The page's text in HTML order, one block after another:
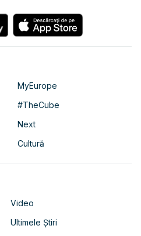
MyEurope
#TheCube
Next
Cultură
Video
Ultimele Știri